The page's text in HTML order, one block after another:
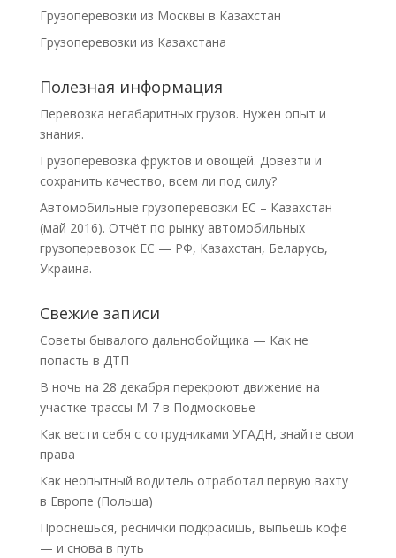
Грузоперевозки из Москвы в Казахстан
Грузоперевозки из Казахстана
Полезная информация
Перевозка негабаритных грузов. Нужен опыт и
знания.
Грузоперевозка фруктов и овощей. Довезти и
сохранить качество, всем ли под силу?
Автомобильные грузоперевозки ЕС – Казахстан
(май 2016). Отчёт по рынку автомобильных
грузоперевозок ЕС — РФ, Казахстан, Беларусь,
Украина.
Свежие записи
Советы бывалого дальнобойщика — Как не
попасть в ДТП
В ночь на 28 декабря перекроют движение на
участке трассы М-7 в Подмосковье
Как вести себя с сотрудниками УГАДН, знайте свои
права
Как неопытный водитель отработал первую вахту
в Европе (Польша)
Проснешься, реснички подкрасишь, выпьешь кофе
— и снова в путь